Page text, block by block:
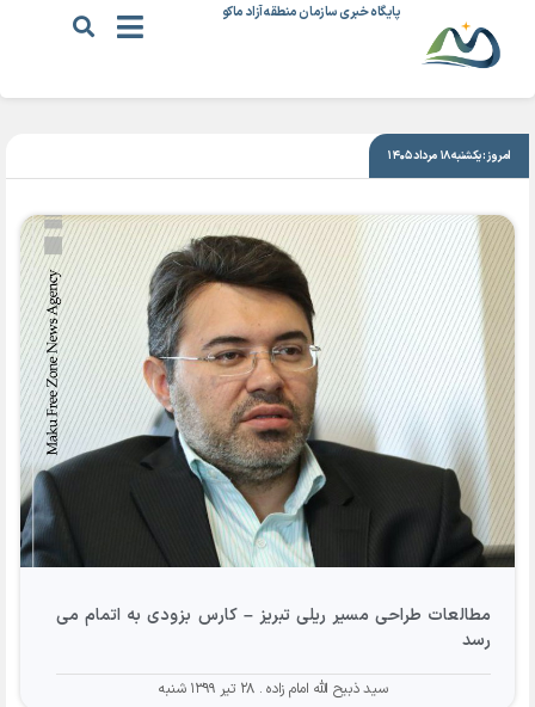
پایگاه خبری سازمان منطقه آزاد ماکو
|۲۸ تیر ۱۳۹۹
امروز: یکشنبه ۱۸ مرداد ۱۴۰۵
مطالعات طراحی مسیر ریلی تبریز – کارس بزودی به اتمام می
رسد
سید ذبیح الله امام زاده ۲۸ تیر ۱۳۹۹ شنبه